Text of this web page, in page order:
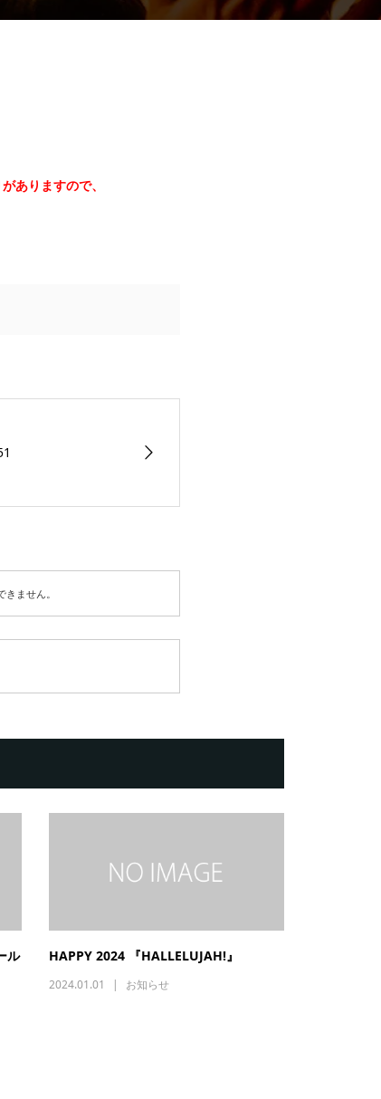
ありますので、
ません。
ル
HAPPY 2024 『HALLELUJAH!』
2024.01.01 お知らせ